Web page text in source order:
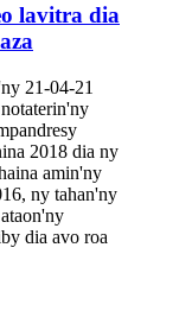
lavitra dia
21-04-21
2018 dia ny
amin'ny
ny tahan'ny
dia avo roa